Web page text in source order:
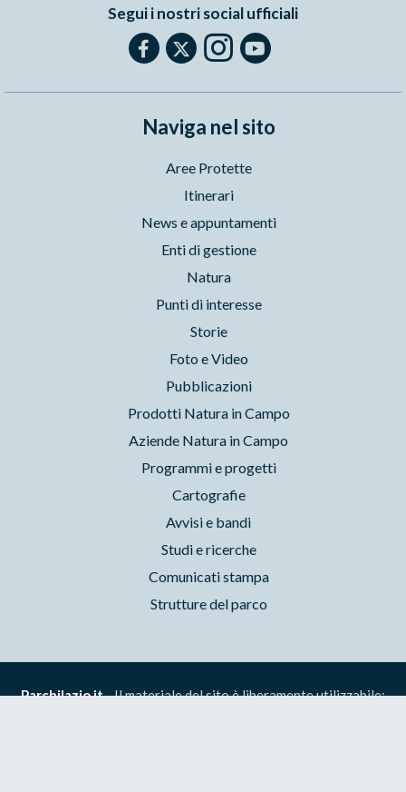
Segui i nostri social ufficiali
Naviga nel sito
Aree Protette
Itinerari
News e appuntamenti
Enti di gestione
Natura
Punti di interesse
Storie
Foto e Video
Pubblicazioni
Prodotti Natura in Campo
Aziende Natura in Campo
Programmi e progetti
Cartografie
Avvisi e bandi
Studi e ricerche
Comunicati stampa
Strutture del parco
Parchilazio.it- Il materiale del sito è liberamente utilizzabile: